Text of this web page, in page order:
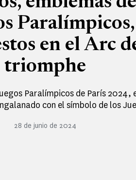
Paralímpicos,
en el Arc
triomphe
Paralímpicos de París 2024,
con el símbolo de los
28 de junio de 2024